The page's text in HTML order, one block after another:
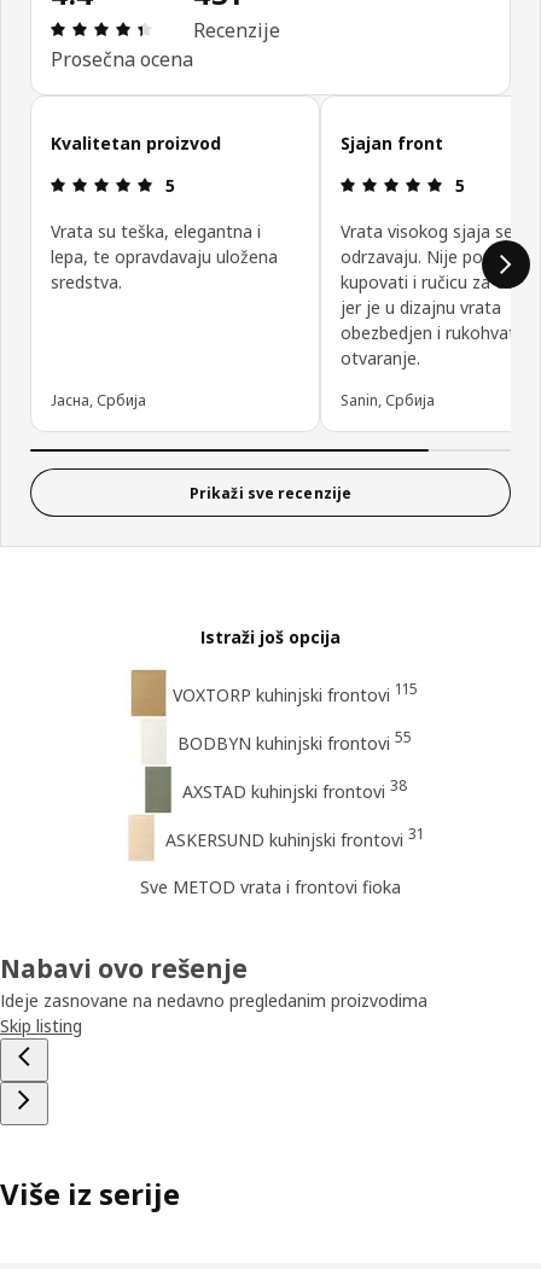
Pregled: 4.4 od mogućih 5 zvezdica. Ukupan broj
Prosečna ocena
Recenzije
Preskoči recenzije kupaca
Kvalitetan proizvod
Pregled: 5 od mogućih 5 zvezdica.
5
Vrata su teška, elegantna i
lepa, te opravdavaju uložena
sredstva.
Јасна, Србија
Sjajan front
Pregled: 5
5
Vrata visokog sjaja se
odrzavaju. Nije potrebno
kupovati i ručicu za
jer je u dizajnu vrata
obezbedjen i rukohvat za
otvaranje.
Sanin, Србија
Prikaži sve recenzije
Istraži još opcija
VOXTORP kuhinjski frontovi 115
BODBYN kuhinjski frontovi 55
AXSTAD kuhinjski frontovi 38
ASKERSUND kuhinjski frontovi 31
Sve METOD vrata i frontovi fioka
Nabavi ovo rešenje
Ideje zasnovane na nedavno pregledanim proizvodima
Skip listing
Više iz serije